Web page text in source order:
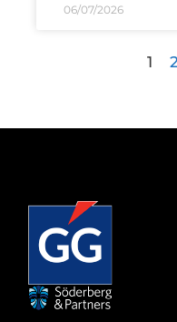
06/07/2026
1